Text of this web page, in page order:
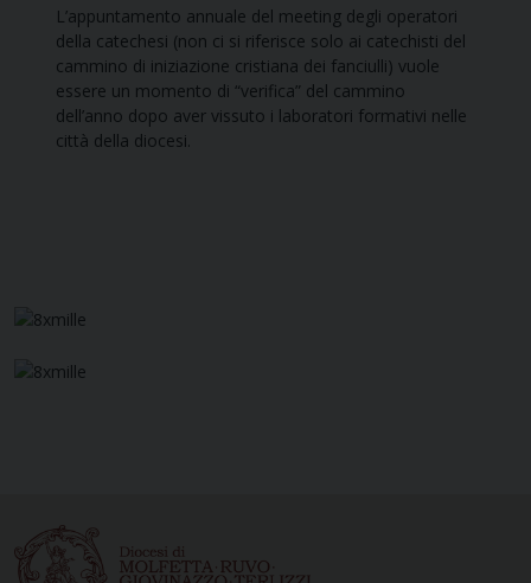
L’appuntamento annuale del meeting degli operatori
della catechesi (non ci si riferisce solo ai catechisti del
cammino di iniziazione cristiana dei fanciulli) vuole
essere un momento di “verifica” del cammino
dell’anno dopo aver vissuto i laboratori formativi nelle
città della diocesi.